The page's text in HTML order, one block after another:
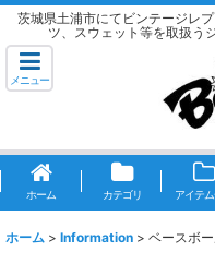
茨城県土浦市にてビンテージレ
ツ、スウェット等を取扱う
メニュー
ホーム カテゴリ アイテ
ホーム > Information > ベースボ